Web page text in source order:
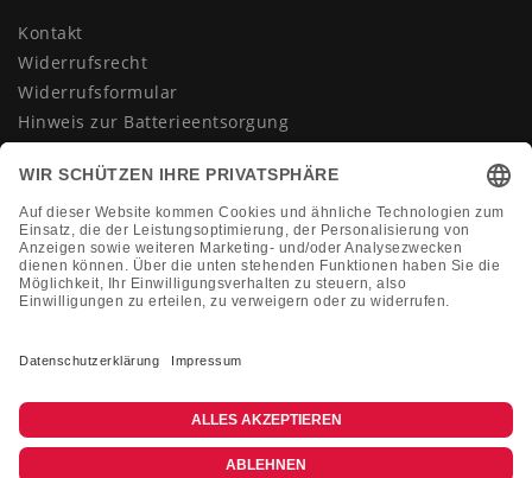
Kontakt
Widerrufsrecht
Widerrufsformular
Hinweis zur Batterieentsorgung
AGB
Impressum
Vertrag widerrufen
KONTAKT
Montag-Freitag 10:00-18:00 Uhr
shop@dienadel.de
Kieler Str. 18 - 41540 Dormagen